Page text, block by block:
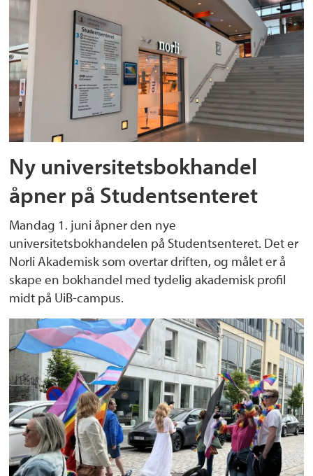
Ny universitetsbokhandel
åpner på Studentsenteret
Mandag 1. juni åpner den nye
universitetsbokhandelen på Studentsenteret. Det er
Norli Akademisk som overtar driften, og målet er å
skape en bokhandel med tydelig akademisk profil
midt på UiB-campus.